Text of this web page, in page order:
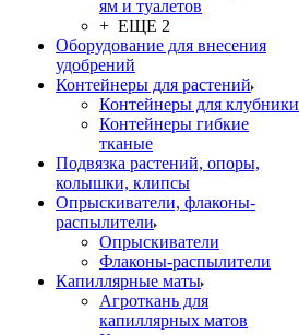
ям и туалетов
+ ЕЩЕ 2
Оборудование для внесения
удобрений
Контейнеры для растений
Контейнеры для клубники
Контейнеры гибкие
тканые
Подвязка растений, опоры,
колышки, клипсы
Опрыскиватели, флаконы-
распылители
Опрыскиватели
Флаконы-распылители
Капиллярные маты
Агроткань для
капиллярных матов